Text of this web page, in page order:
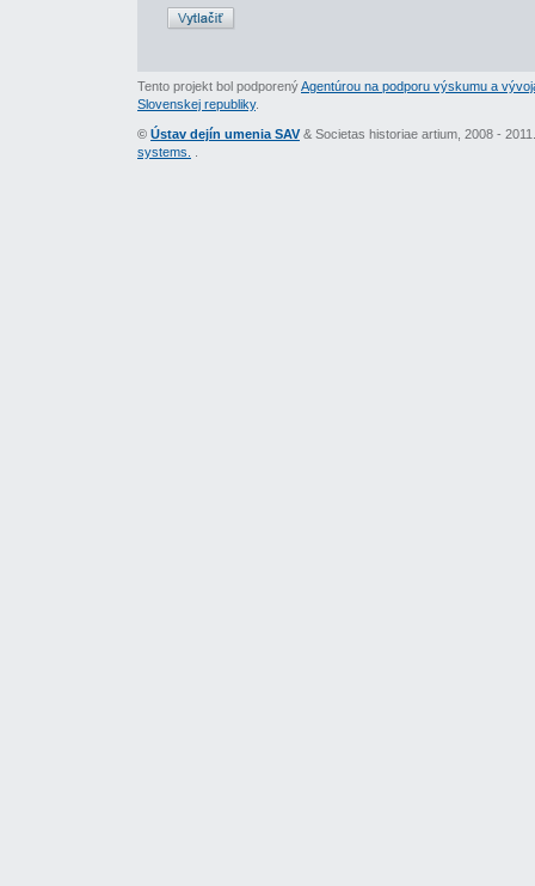
Tento projekt bol podporenýAgentúrou na podporu výskumu a
Slovenskej republiky.
© Ústav dejín umenia SAV & Societas historiae artium, 2008 -
systems.